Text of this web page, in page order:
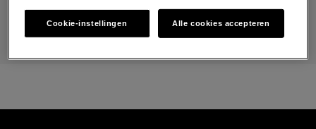
Cookie-instellingen Alle cookies accepteren